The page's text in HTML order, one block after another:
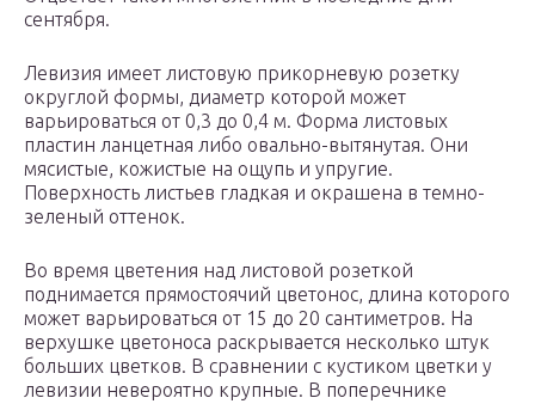
сентября.
Левизия имеет листовую прикорневую розетку
округлой формы, диаметр которой может
варьироваться от 0,3 до 0,4 м. Форма листовых
пластин ланцетная либо овально-вытянутая. Они
мясистые, кожистые на ощупь и упругие.
Поверхность листьев гладкая и окрашена в темно-
зеленый оттенок.
Во время цветения над листовой розеткой
поднимается прямостоячий цветонос, длина которого
может варьироваться от 15 до 20 сантиметров. На
верхушке цветоноса раскрывается несколько штук
больших цветков. В сравнении с кустиком цветки у
левизии невероятно крупные. В поперечнике